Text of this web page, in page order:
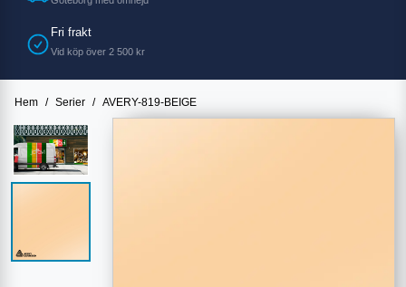
Fri frakt
Vid köp över 2 500 kr
Hem / Serier / AVERY-819-BEIGE